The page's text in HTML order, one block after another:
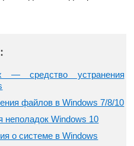
— средство устранения
файлов в Windows 7/8/10
неполадок Windows 10
о системе в Windows